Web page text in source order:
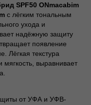
SPF50 ONmacabim
с лёгким тональным
ухода и
надёжную защиту
появление
Лёгкая текстура
выравнивает
от УФА и УФВ-